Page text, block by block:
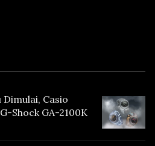
Casio
Shock GA-2100K